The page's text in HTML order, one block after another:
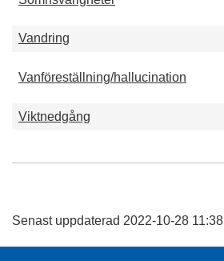
Vandring
Vanföreställning/hallucination
Viktnedgång
Senast uppdaterad 2022-10-28 11:38